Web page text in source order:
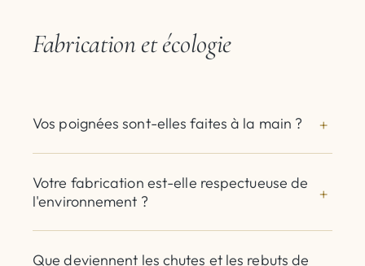
Fabrication et écologie
Vos poignées sont-elles faites à la main ?
Votre fabrication est-elle respectueuse de
l'environnement ?
Que deviennent les chutes et les rebuts de